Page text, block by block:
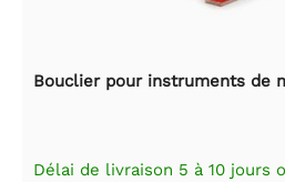
Bouclier pour instruments de
Délai de livraison 5 à 10 jours